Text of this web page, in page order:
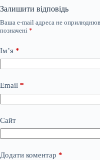
Залишити відповідь
Ваша e-mail адреса не
позначені *
Ім’я *
Email *
Сайт
Додати коментар *